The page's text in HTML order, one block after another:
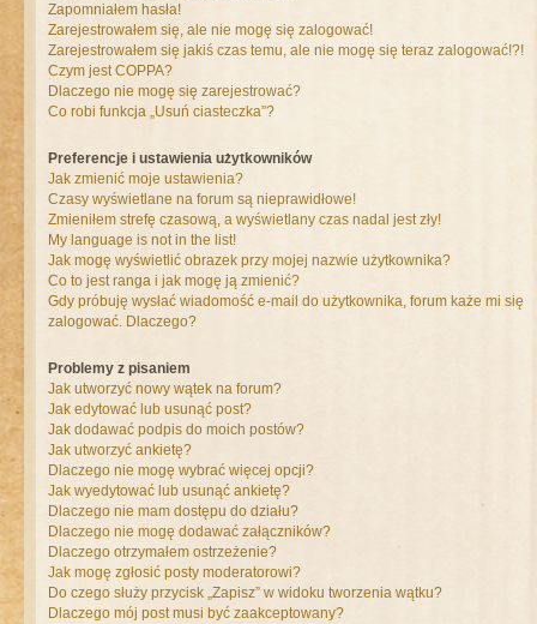
Zapomniałem hasła!
Zarejestrowałem się, ale nie mogę się zalogować!
Zarejestrowałem się jakiś czas temu, ale nie mogę się teraz zalogować!?!
Czym jest COPPA?
Dlaczego nie mogę się zarejestrować?
Co robi funkcja „Usuń ciasteczka”?
Preferencje i ustawienia użytkowników
Jak zmienić moje ustawienia?
Czasy wyświetlane na forum są nieprawidłowe!
Zmieniłem strefę czasową, a wyświetlany czas nadal jest zły!
My language is not in the list!
Jak mogę wyświetlić obrazek przy mojej nazwie użytkownika?
Co to jest ranga i jak mogę ją zmienić?
Gdy próbuję wysłać wiadomość e-mail do użytkownika, forum każe mi się
zalogować. Dlaczego?
Problemy z pisaniem
Jak utworzyć nowy wątek na forum?
Jak edytować lub usunąć post?
Jak dodawać podpis do moich postów?
Jak utworzyć ankietę?
Dlaczego nie mogę wybrać więcej opcji?
Jak wyedytować lub usunąć ankietę?
Dlaczego nie mam dostępu do działu?
Dlaczego nie mogę dodawać załączników?
Dlaczego otrzymałem ostrzeżenie?
Jak mogę zgłosić posty moderatorowi?
Do czego służy przycisk „Zapisz” w widoku tworzenia wątku?
Dlaczego mój post musi być zaakceptowany?